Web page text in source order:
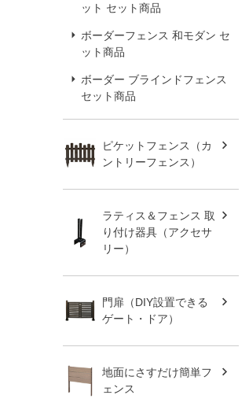
ット セット商品
ボーダーフェンス 和モダン セ
ット商品
ボーダー ブラインドフェンス
セット商品
ピケットフェンス（カ
ントリーフェンス）
ラティス＆フェンス 取
り付け器具（アクセサ
リー）
門扉（DIY設置できる
ゲート・ドア）
地面にさすだけ簡単フ
ェンス